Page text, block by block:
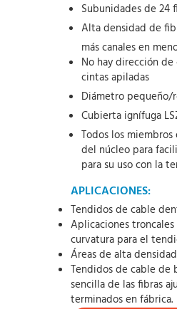
Subunidades de 24
Alta densidad de
más canales en
No hay dirección
cintas apiladas
Diámetro
Cubierta ignífuga
Todos los
del núcleo para
para su uso con la
APLICACIONES:
Tendidos de cable
Aplicaciones
curvatura para el
Áreas de alta
Tendidos de cable de
sencilla de las fibras
terminados en fábrica.